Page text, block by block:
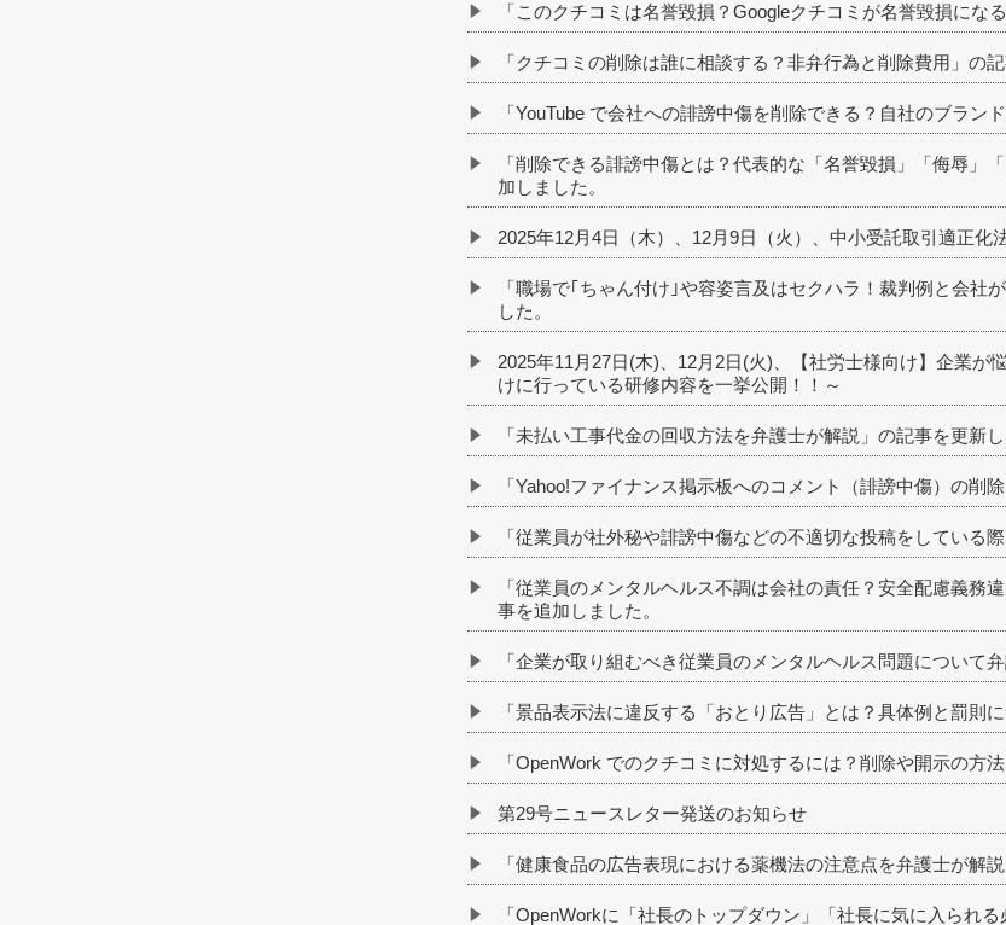
「このクチコミは名誉毀損？Googleクチコミが名誉毀損にな
「クチコミの削除は誰に相談する？非弁行為と削除費用」の
「YouTube で会社への誹謗中傷を削除できる？自社のブラン
「削除できる誹謗中傷とは？代表的な「名誉毀損」「侮辱」
加しました。
2025年12月4日（木）、12月9日（火）、中小受託取引適正化
「職場で｢ちゃん付け｣や容姿言及はセクハラ！裁判例と会社
した。
2025年11月27日(木)、12月2日(火)、【社労士様向け】企業が
けに行っている研修内容を一挙公開！！～
「未払い工事代金の回収方法を弁護士が解説」の記事を更新し
「Yahoo!ファイナンス掲示板へのコメント（誹謗中傷）の削
「従業員が社外秘や誹謗中傷などの不適切な投稿をしている
「従業員のメンタルヘルス不調は会社の責任？安全配慮義務
事を追加しました。
「企業が取り組むべき従業員のメンタルヘルス問題について
「景品表示法に違反する「おとり広告」とは？具体例と罰則
「OpenWork でのクチコミに対処するには？削除や開示の方
第29号ニュースレター発送のお知らせ
「健康食品の広告表現における薬機法の注意点を弁護士が解
「OpenWorkに「社長のトップダウン」「社長に気に入られ